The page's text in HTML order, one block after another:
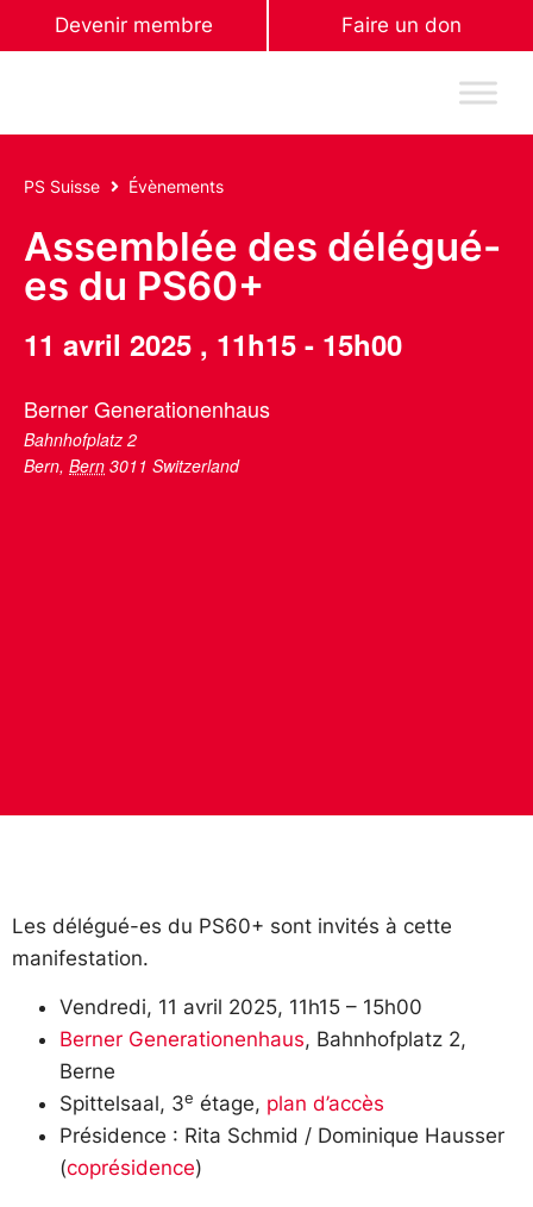
Devenir membre Faire un don
PS Suisse Évènements
Assemblée des délégué-
es du PS60+
11 avril 2025 , 11h15 - 15h00
Berner Generationenhaus
Bahnhofplatz 2
Bern, Bern 3011 Switzerland
Les délégué-es du PS60+ sont invités à cette
manifestation.
Vendredi, 11 avril 2025, 11h15 – 15h00
Berner Generationenhaus, Bahnhofplatz 2,
Berne
Spittelsaal, 3e étage, plan d’accès
Présidence : Rita Schmid / Dominique Hausser
(coprésidence)